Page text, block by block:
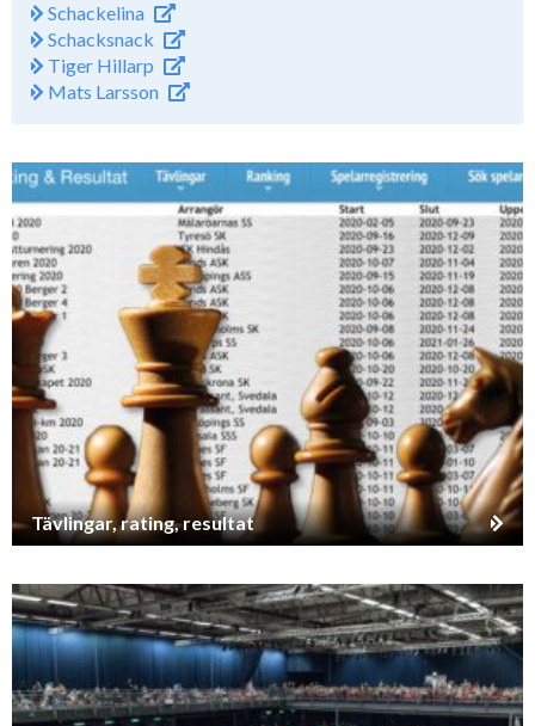
Schackelina
Schacksnack
Tiger Hillarp
Mats Larsson
Tävlingar, rating, resultat